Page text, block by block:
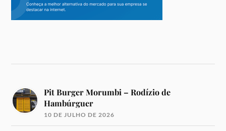
Pit Burger Morumbi – Rodízio de
Hambúrguer
10 DE JULHO DE 2026